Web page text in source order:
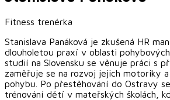
Fitness trenérka
Stanislava Panáková je zkušená HR
dlouholetou praxí v oblasti
studií na Slovensku se věnuje práci s
zaměřuje se na rozvoj jejich motoriky
pohybu. Po přestěhování do Ostravy
trénování dětí v mateřských školách,